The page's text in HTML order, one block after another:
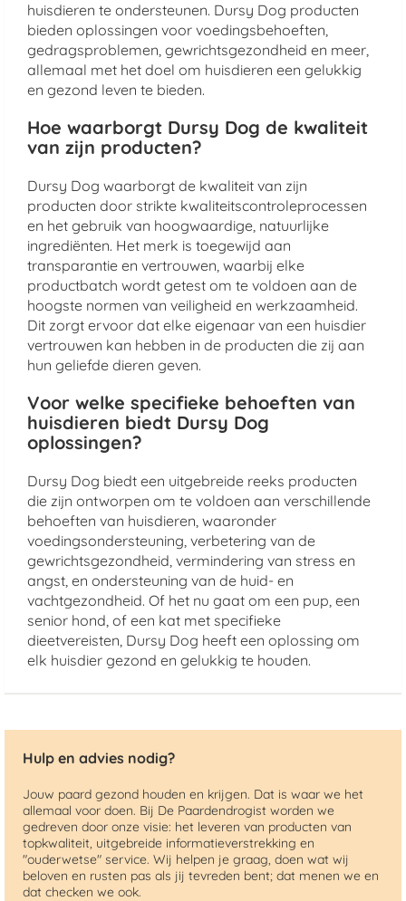
huisdieren te ondersteunen. Dursy Dog producten
bieden oplossingen voor voedingsbehoeften,
gedragsproblemen, gewrichtsgezondheid en meer,
allemaal met het doel om huisdieren een gelukkig
en gezond leven te bieden.
Hoe waarborgt Dursy Dog de kwaliteit
van zijn producten?
Dursy Dog waarborgt de kwaliteit van zijn
producten door strikte kwaliteitscontroleprocessen
en het gebruik van hoogwaardige, natuurlijke
ingrediënten. Het merk is toegewijd aan
transparantie en vertrouwen, waarbij elke
productbatch wordt getest om te voldoen aan de
hoogste normen van veiligheid en werkzaamheid.
Dit zorgt ervoor dat elke eigenaar van een huisdier
vertrouwen kan hebben in de producten die zij aan
hun geliefde dieren geven.
Voor welke specifieke behoeften van
huisdieren biedt Dursy Dog
oplossingen?
Dursy Dog biedt een uitgebreide reeks producten
die zijn ontworpen om te voldoen aan verschillende
behoeften van huisdieren, waaronder
voedingsondersteuning, verbetering van de
gewrichtsgezondheid, vermindering van stress en
angst, en ondersteuning van de huid- en
vachtgezondheid. Of het nu gaat om een pup, een
senior hond, of een kat met specifieke
dieetvereisten, Dursy Dog heeft een oplossing om
elk huisdier gezond en gelukkig te houden.
Hulp en advies nodig?
Jouw paard gezond houden en krijgen. Dat is waar we het
allemaal voor doen. Bij De Paardendrogist worden we
gedreven door onze visie: het leveren van producten van
topkwaliteit, uitgebreide informatieverstrekking en
"ouderwetse" service. Wij helpen je graag, doen wat wij
beloven en rusten pas als jij tevreden bent; dat menen we en
dat checken we ook.